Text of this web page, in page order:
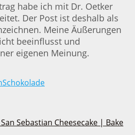
habe ich mit Dr. Oetker
Der Post ist deshalb als
Meine Äußerungen
beeinflusst und
eigenen Meinung.
Schokolade